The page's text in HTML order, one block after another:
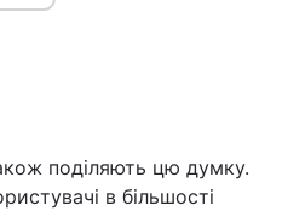
поділяють цю думку.
в більшості